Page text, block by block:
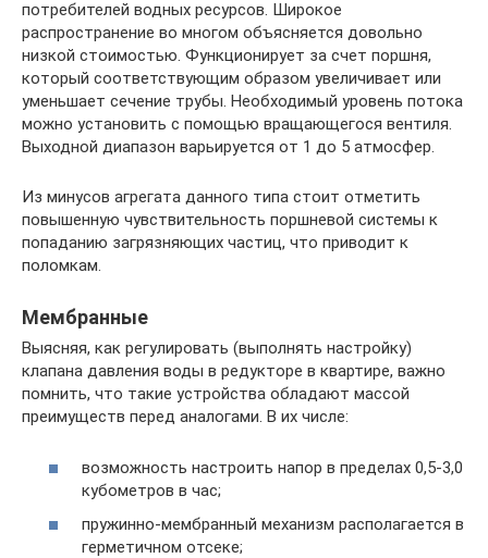
потребителей водных ресурсов. Широкое
распространение во многом объясняется довольно
низкой стоимостью. Функционирует за счет поршня,
который соответствующим образом увеличивает или
уменьшает сечение трубы. Необходимый уровень потока
можно установить с помощью вращающегося вентиля.
Выходной диапазон варьируется от 1 до 5 атмосфер.
Из минусов агрегата данного типа стоит отметить
повышенную чувствительность поршневой системы к
попаданию загрязняющих частиц, что приводит к
поломкам.
Мембранные
Выясняя, как регулировать (выполнять настройку)
клапана давления воды в редукторе в квартире, важно
помнить, что такие устройства обладают массой
преимуществ перед аналогами. В их числе:
возможность настроить напор в пределах 0,5-3,0
кубометров в час;
пружинно-мембранный механизм располагается в
герметичном отсеке;